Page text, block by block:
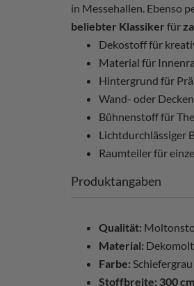
in Messehallen. Ebenso
beliebter Klassiker für
Dekostoff für
Material für
Hintergrund für
Wand- oder
Bühnenstoff für
Lichtdurchlässiger
Raumteiler für
Produktangaben
Qualität:
Material:
Farbe: Schiefergrau
Stoffbreite: 300 cm